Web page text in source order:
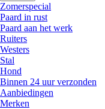
Zomerspecial
Paard in rust
Paard aan het werk
Ruiters
Westers
Stal
Hond
Binnen 24 uur verzonden
Aanbiedingen
Merken